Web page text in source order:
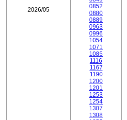
2026/05
0852
0880
0889
0963
0996
1054
1071
1085
1116
1167
1190
1200
1201
1253
1254
1307
1308